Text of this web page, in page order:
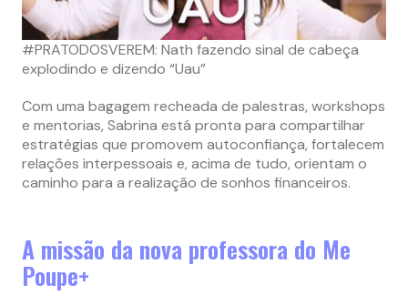
#PRATODOSVEREM: Nath fazendo sinal de cabeça
explodindo e dizendo “Uau”
Com uma bagagem recheada de palestras, workshops
e mentorias, Sabrina está pronta para compartilhar
estratégias que promovem autoconfiança, fortalecem
relações interpessoais e, acima de tudo, orientam o
caminho para a realização de sonhos financeiros.
A missão da nova professora do Me
Poupe+